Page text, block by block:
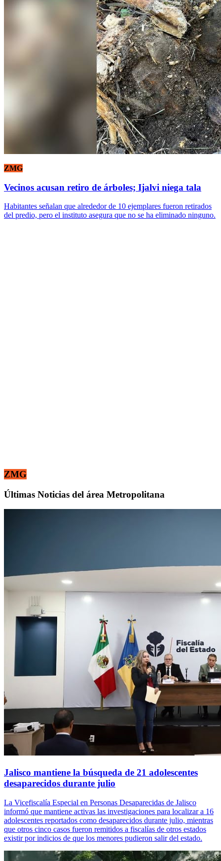
ZMG
Vecinos acusan retiro de árboles; Ijalvi niega tala
Habitantes señalan que alrededor de 10 ejemplares fueron retirados
del predio, pero el instituto asegura que no se ha eliminado ninguno.
ZMG
Últimas Noticias del área Metropolitana
Jalisco mantiene la búsqueda de 21 adolescentes
desaparecidos durante julio
La Vicefiscalía Especial en Personas Desaparecidas de Jalisco
informó que mantiene activas las investigaciones para localizar a 16
adolescentes reportados como desaparecidos durante julio, mientras
que otros cinco casos fueron remitidos a fiscalías de otros estados
existir por indicios de que los menores pudieron salir del estado.